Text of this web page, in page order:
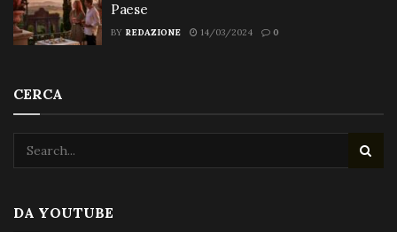
Paese
BY REDAZIONE 14/03/2024 0
CERCA
DA YOUTUBE